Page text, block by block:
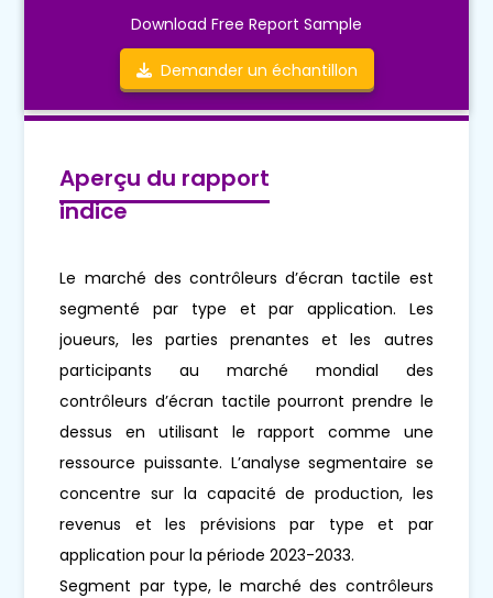
Download Free Report Sample
Demander un échantillon
Aperçu du rapport
indice
Le marché des contrôleurs d’écran tactile est
segmenté par type et par application. Les
joueurs, les parties prenantes et les autres
participants au marché mondial des
contrôleurs d’écran tactile pourront prendre le
dessus en utilisant le rapport comme une
ressource puissante. L’analyse segmentaire se
concentre sur la capacité de production, les
revenus et les prévisions par type et par
application pour la période 2023-2033.
Segment par type, le marché des contrôleurs